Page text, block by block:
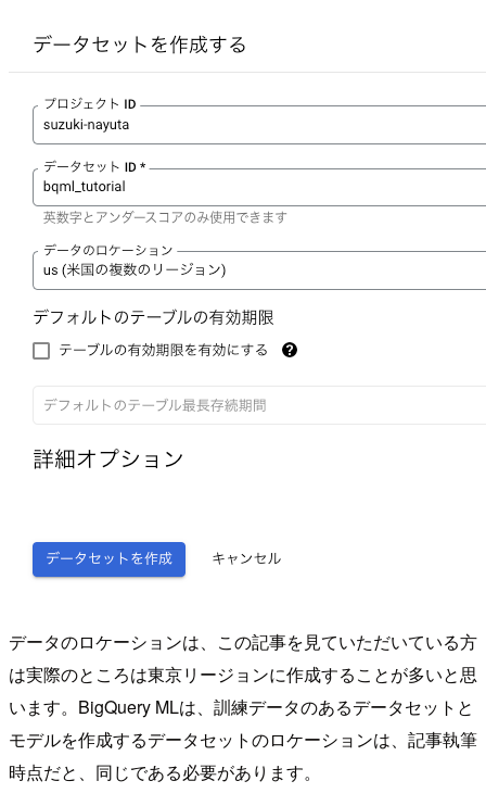
データのロケーションは、この記事を見ていただいている方
は実際のところは東京リージョンに作成することが多いと思
います。BigQuery MLは、訓練データのあるデータセットと
モデルを作成するデータセットのロケーションは、記事執筆
時点だと、同じである必要があります。